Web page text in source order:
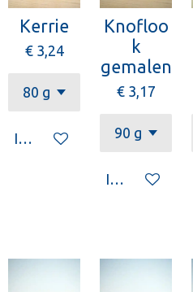
Kerrie
€ 3,24
In winkelwagen
Knofloo
k
gemalen
€ 3,17
In